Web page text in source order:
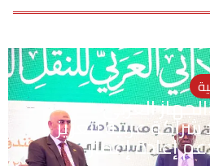
العربي
عربية لتعزيز
إعادة إعمار